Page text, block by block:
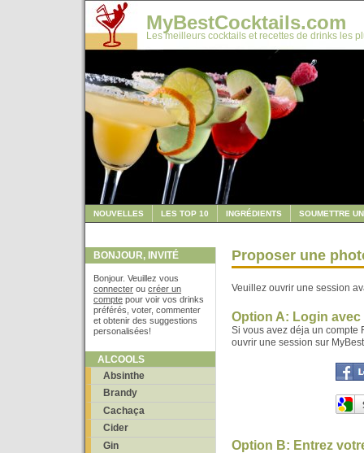
MyBestCocktails.com
Les meilleurs cocktails et recettes de drinks les
NOUVELLES LES TOP 10 INGRÉDIENTS SOUMETTRE
BONJOUR, INVITÉ
Bonjour. Veuillez vous
connecter ou créer un
compte pour voir vos drinks
préférés, voter, commenter
et obtenir des suggestions
personalisées!
ALCOOLS
Absinthe
Brandy
Cachaça
Cider
Gin
Proposer une
Veuillez ouvrir une session
Option A: Login
Si vous avez déja un compte
ouvrir une session sur
Option B: Entrez